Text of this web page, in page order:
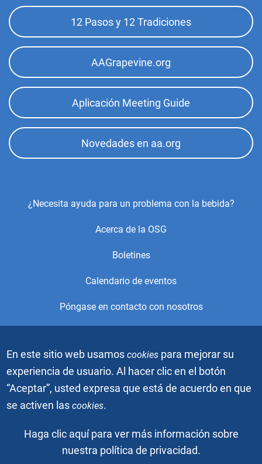
Menu
12 Pasos y 12 Tradiciones
AAGrapevine.org
Aplicación Meeting Guide
Novedades en aa.org
Footer
¿Necesita ayuda para un problema con la bebida?
Acerca de la OSG
Boletines
Calendario de eventos
Póngase en contacto con nosotros
derechos reservados. Este es el sitio web oficial de la Oficina
de Servicios Generales (OSG) de Alcohólicos Anónimos. Está
gráficas sin el permiso escrito de Alcoholics Anonymous
World Services, Inc. El gráfico de la gente azul es una marca
En este sitio web usamoscookies para mejorar su
experiencia de usuario. Al hacer clic en el botón
“Aceptar”, usted expresa que está de acuerdo en que
se activen lascookies.
Haga clic aquí para ver más información sobre
nuestra política de privacidad.